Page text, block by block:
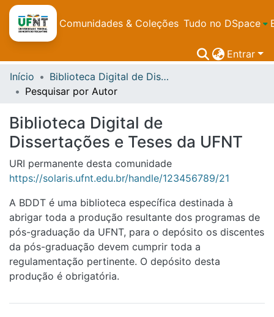
Comunidades & Coleções Tudo no DSpace
Entrar
Início
Biblioteca Digital de Dissertações e Teses da UFNT
Pesquisar por Autor
Biblioteca Digital de
Dissertações e Teses da UFNT
URI permanente desta comunidade
https://solaris.ufnt.edu.br/handle/123456789/21
A BDDT é uma biblioteca específica destinada à
abrigar toda a produção resultante dos programas de
pós-graduação da UFNT, para o depósito os discentes
da pós-graduação devem cumprir toda a
regulamentação pertinente. O depósito desta
produção é obrigatória.